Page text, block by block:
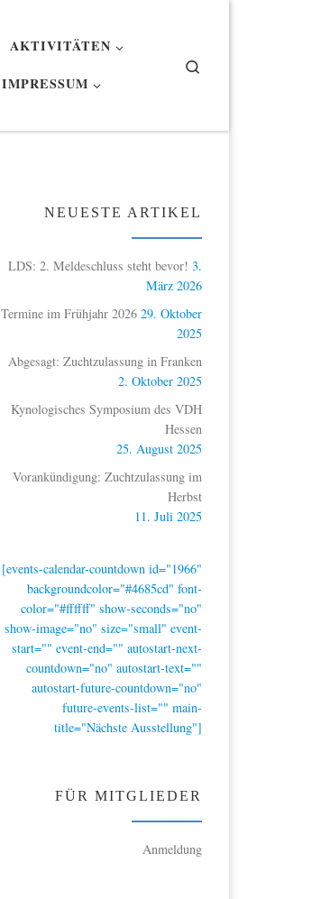
AKTIVITÄTEN
IMPRESSUM
NEUESTE ARTIKEL
LDS: 2. Meldeschluss steht bevor! 3.
März 2026
Termine im Frühjahr 2026 29. Oktober
2025
Abgesagt: Zuchtzulassung in Franken
2. Oktober 2025
Kynologisches Symposium des VDH
Hessen
25. August 2025
Vorankündigung: Zuchtzulassung im
Herbst
11. Juli 2025
[events-calendar-countdown id="1966"
backgroundcolor="#4685cd" font-
color="#ffffff" show-seconds="no"
show-image="no" size="small" event-
start="" event-end="" autostart-next-
countdown="no" autostart-text=""
autostart-future-countdown="no"
future-events-list="" main-
title="Nächste Ausstellung"]
FÜR MITGLIEDER
Anmeldung